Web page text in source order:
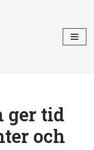
ger tid
och